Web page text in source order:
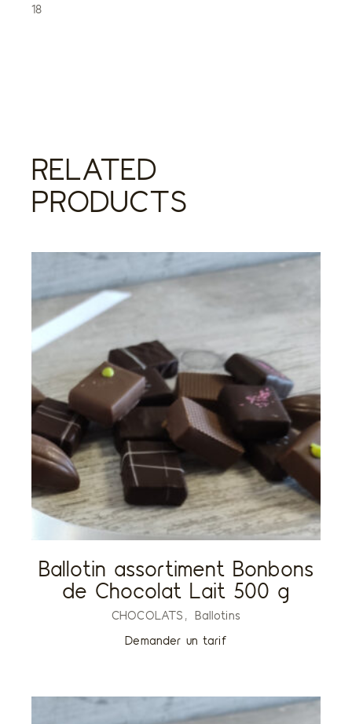
18
RELATED
PRODUCTS
Ballotin assortiment Bonbons
de Chocolat Lait 500 g
CHOCOLATS
Ballotins
Demander un tarif